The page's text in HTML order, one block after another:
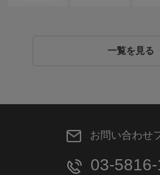
一覧を見る
お問い合わせ
03-